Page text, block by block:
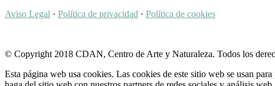
Aviso Legal · Política de privacidad · Política de cookies
© Copyright 2018 CDAN, Centro de Arte y Naturaleza. Todos los
Esta página web usa cookies. Las cookies de este sitio web se usan